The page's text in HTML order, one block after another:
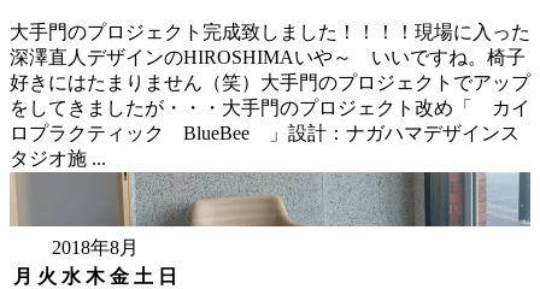
大手門のプロジェクト完成致しました！！！！現場に入った
深澤直人デザインのHIROSHIMAいや～ いいですね。椅子
好きにはたまりません（笑）大手門のプロジェクトでアップ
をしてきましたが・・・大手門のプロジェクト改め「 カイ
ロプラクティック BlueBee 」設計：ナガハマデザインス
タジオ施 ...
2018年8月
月 火 水 木 金 土 日